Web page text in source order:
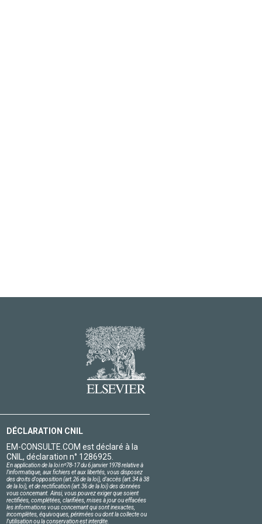
DÉCLARATION CNIL
EM-CONSULTE.COM est déclaré à la
CNIL, déclaration n° 1286925.
En application de la loi nº78-17 du 6 janvier 1978 relative à
l'informatique, aux fichiers et aux libertés, vous disposez
des droits d'opposition (art.26 de la loi), d'accès (art.34 à 38
de la loi), et de rectification (art.36 de la loi) des données
vous concernant. Ainsi, vous pouvez exiger que soient
rectifiées, complétées, clarifiées, mises à jour ou effacées
les informations vous concernant qui sont inexactes,
incomplètes, équivoques, périmées ou dont la collecte ou
l'utilisation ou la conservation est interdite.